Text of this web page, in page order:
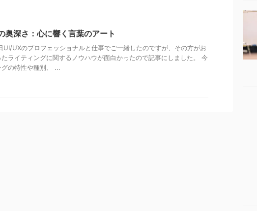
奥深さ：心に響く言葉のアート
UI/UXのプロフェッショナルと仕事でご一緒したのですが、その方がお
ライティングに関するノウハウが面白かったので記事にしました。 今
の特性や種別、 ...